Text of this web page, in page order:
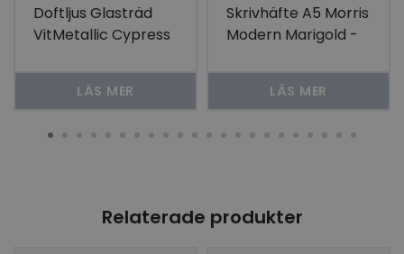
Doftljus Glasträd
VitMetallic Cypress
LÄS MER
Skrivhäfte A5 Morris
Modern Marigold -
LÄS MER
Relaterade produkter